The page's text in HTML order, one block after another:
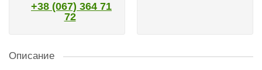
+38 (067) 364 71
72
Описание